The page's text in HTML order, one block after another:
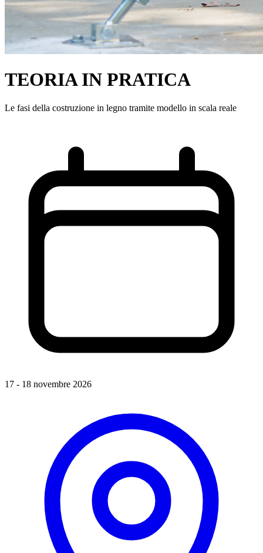
TEORIA IN PRATICA
Le fasi della costruzione in legno tramite modello in scala reale
17 - 18 novembre 2026